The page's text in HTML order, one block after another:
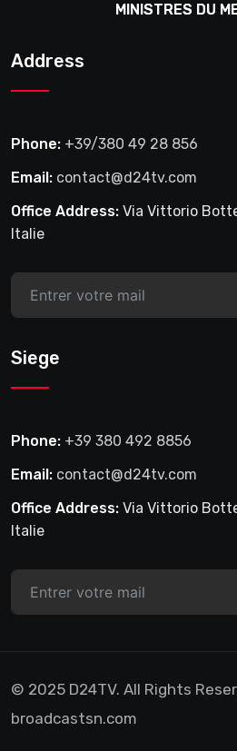
MINISTRES DU
Address
Phone: +39/380 49 28 856
Email: contact@d24tv.com
Office Address: Via Vittorio
Italie
Siege
Phone: +39 380 492 8856
Email: contact@d24tv.com
Office Address: Via Vittorio
Italie
© 2025 D24TV. All Rights
broadcastsn.com